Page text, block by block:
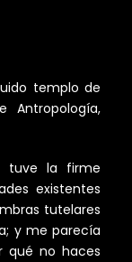
templo de
Antropología,
tuve la firme
existentes
tutelares
y me parecía
qué no haces